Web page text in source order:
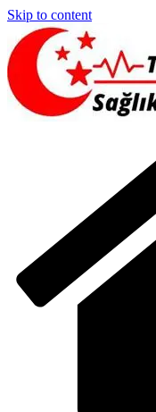
Skip to content